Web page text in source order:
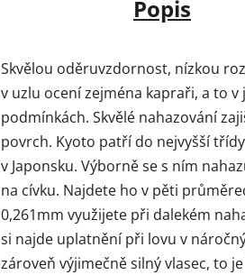
Popis
Skvělou oděruvzdornost, nízkou
v uzlu ocení zejména kapraři, a to v
podmínkách. Skvělé nahazování
povrch. Kyoto patří do nejvyšší
v Japonsku. Výborně se s ním
na cívku. Najdete ho v pěti
0,261mm využijete při dalekém
si najde uplatnění při lovu v
zároveň výjimečně silný vlasec, to je